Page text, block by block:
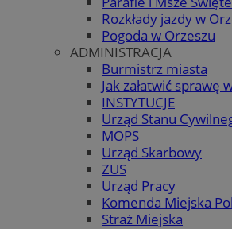
Rozkłady jazdy w
Pogoda w Orzeszu
ADMINISTRACJA
Burmistrz miasta
Jak załatwić sprawę
INSTYTUCJE
Urząd Stanu
MOPS
Urząd Skarbowy
ZUS
Urząd Pracy
Komenda Miejska
Straż Miejska